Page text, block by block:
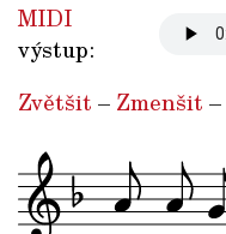
MIDI
výstup:
Zvětšit – Zmenšit –